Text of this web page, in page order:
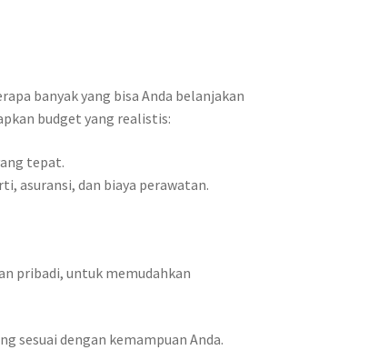
banyak yang bisa Anda belanjakan
budget yang realistis:
tepat.
asuransi, dan biaya perawatan.
pribadi, untuk memudahkan
sesuai dengan kemampuan Anda.